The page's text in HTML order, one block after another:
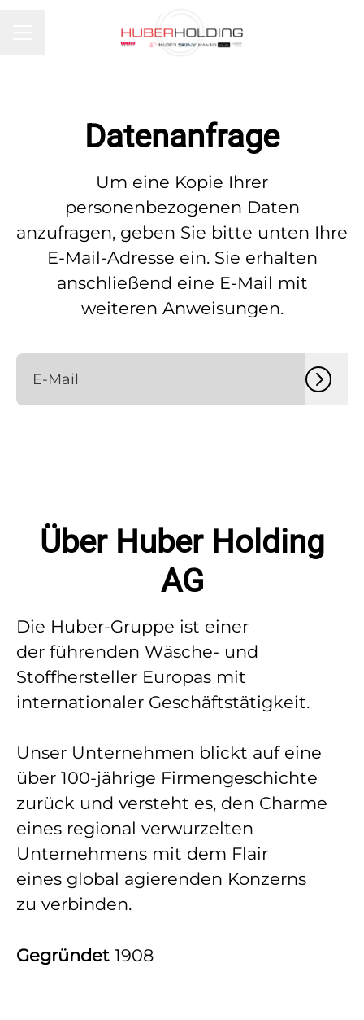
Datenanfrage
Um eine Kopie Ihrer
personenbezogenen Daten
anzufragen, geben Sie bitte unten Ihre
E-Mail-Adresse ein. Sie erhalten
anschließend eine E-Mail mit
weiteren Anweisungen.
Über Huber Holding
AG
Die Huber-Gruppe ist einer
der führenden Wäsche- und
Stoffhersteller Europas mit
internationaler Geschäftstätigkeit.
Unser Unternehmen blickt auf eine
über 100-jährige Firmengeschichte
zurück und versteht es, den Charme
eines regional verwurzelten
Unternehmens mit dem Flair
eines global agierenden Konzerns
zu verbinden.
Gegründet 1908